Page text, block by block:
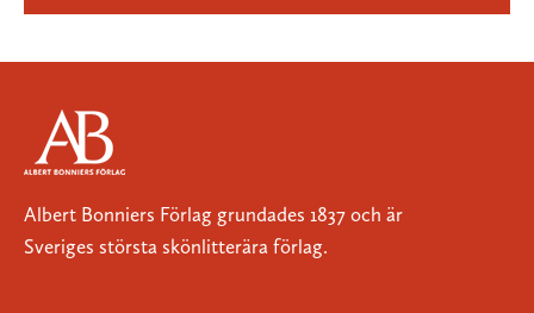
Albert Bonniers Förlag grundades 1837 och är
Sveriges största skönlitterära förlag.